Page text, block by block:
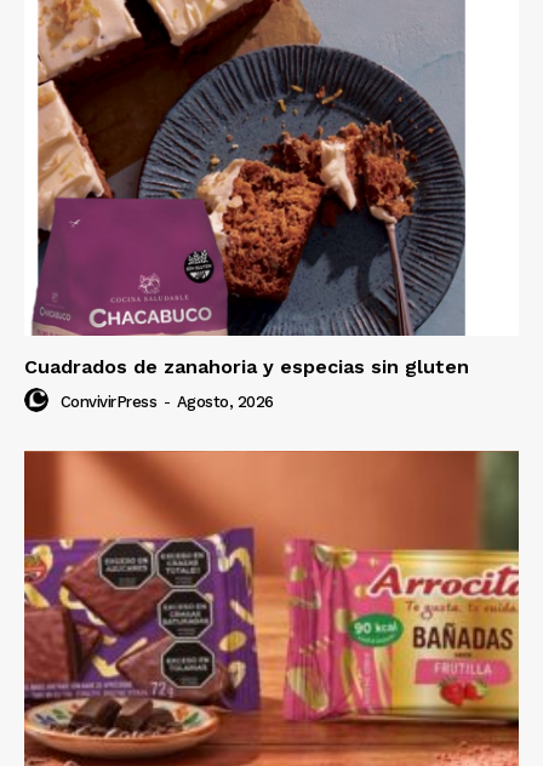
Cuadrados de zanahoria y especias sin gluten
ConvivirPress - Agosto, 2026